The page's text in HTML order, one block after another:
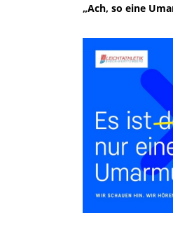
„Ach, so eine